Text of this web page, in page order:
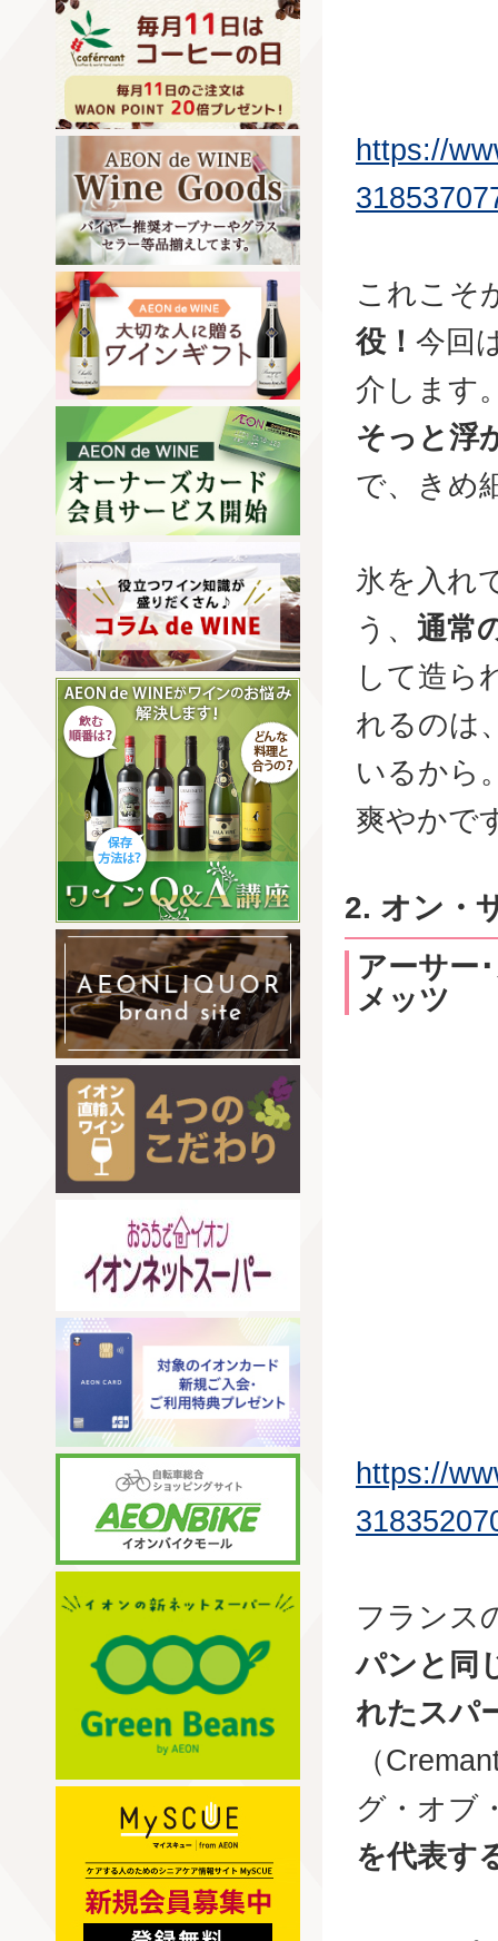
https://
これこそ
役！ 今回
介します
そっと浮
で、きめ
氷を入れ
う、 通常
して造ら
れるのは
いるから
爽やかで
2. オン・
アーサー
メッツ
https://
フランス
パンと同
れたスパ
（
グ・オブ
を代表す